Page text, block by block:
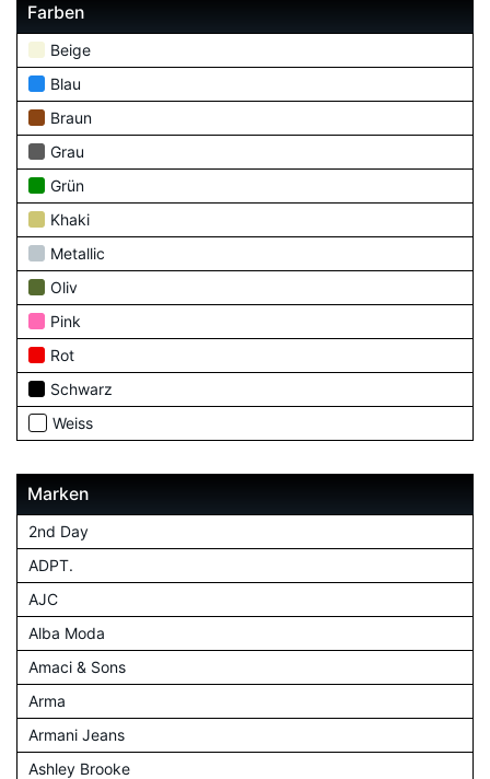
Farben
Beige
Blau
Braun
Grau
Grün
Khaki
Metallic
Oliv
Pink
Rot
Schwarz
Weiss
Marken
2nd Day
ADPT.
AJC
Alba Moda
Amaci & Sons
Arma
Armani Jeans
Ashley Brooke